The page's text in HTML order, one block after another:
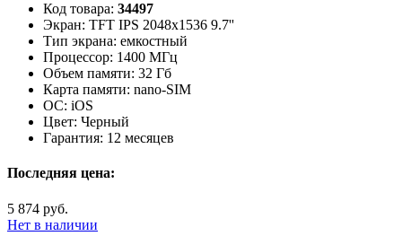
Код товара: 34497
Экран: TFT IPS 2048x1536 9.7''
Тип экрана: емкостный
Процессор: 1400 МГц
Объем памяти: 32 Гб
Карта памяти: nano-SIM
ОС: iOS
Цвет: Черный
Гарантия: 12 месяцев
Последняя цена:
5 874 руб.
Нет в наличии